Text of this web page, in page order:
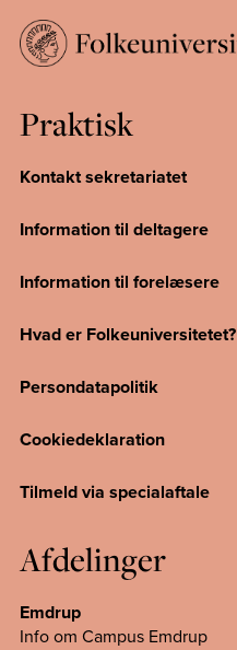
Praktisk
Kontakt sekretariatet
Information til deltagere
Information til forelæsere
Hvad er Folkeuniversitetet?
Persondatapolitik
Cookiedeklaration
Tilmeld via specialaftale
Afdelinger
Emdrup
Info om Campus Emdrup